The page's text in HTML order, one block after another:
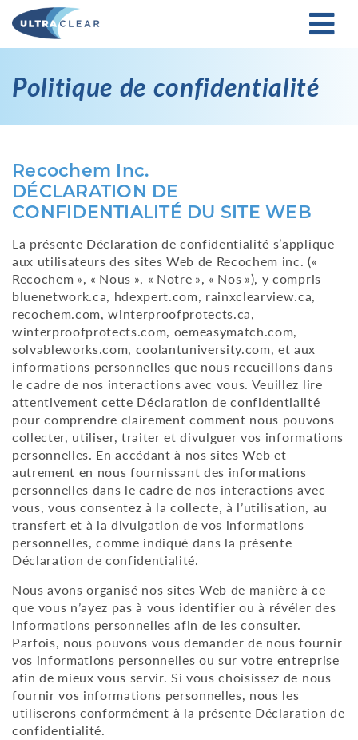
Politique de confidentialité
Recochem Inc.
DÉCLARATION DE
CONFIDENTIALITÉ DU SITE WEB
La présente Déclaration de confidentialité s’applique
aux utilisateurs des sites Web de Recochem inc. («
Recochem », « Nous », « Notre », « Nos »), y compris
bluenetwork.ca, hdexpert.com, rainxclearview.ca,
recochem.com, winterproofprotects.ca,
winterproofprotects.com, oemeasymatch.com,
solvableworks.com, coolantuniversity.com, et aux
informations personnelles que nous recueillons dans
le cadre de nos interactions avec vous. Veuillez lire
attentivement cette Déclaration de confidentialité
pour comprendre clairement comment nous pouvons
collecter, utiliser, traiter et divulguer vos informations
personnelles. En accédant à nos sites Web et
autrement en nous fournissant des informations
personnelles dans le cadre de nos interactions avec
vous, vous consentez à la collecte, à l’utilisation, au
transfert et à la divulgation de vos informations
personnelles, comme indiqué dans la présente
Déclaration de confidentialité.
Nous avons organisé nos sites Web de manière à ce
que vous n’ayez pas à vous identifier ou à révéler des
informations personnelles afin de les consulter.
Parfois, nous pouvons vous demander de nous fournir
vos informations personnelles ou sur votre entreprise
afin de mieux vous servir. Si vous choisissez de nous
fournir vos informations personnelles, nous les
utiliserons conformément à la présente Déclaration de
confidentialité.